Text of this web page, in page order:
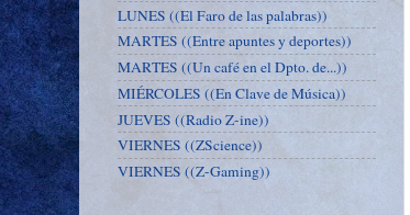
LUNES ((El Faro de las palabras))
MARTES ((Entre apuntes y deportes))
MARTES ((Un café en el Dpto. de...))
MIÉRCOLES ((En Clave de Música))
JUEVES ((Radio Z-ine))
VIERNES ((ZScience))
VIERNES ((Z-Gaming))